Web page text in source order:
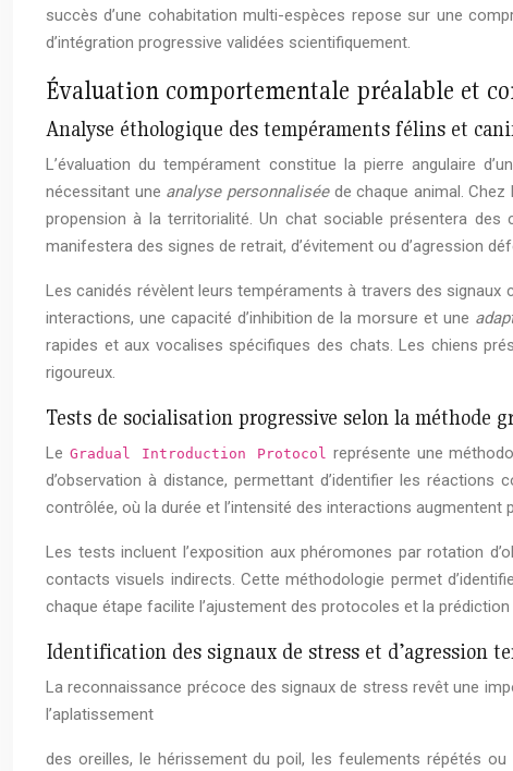
succès d’une cohabitation multi-espèces repose sur une
d’intégration progressive validées scientifiquement.
Évaluation comportementale préalable et
Analyse éthologique des tempéraments félins et
L’évaluation du tempérament constitue la pierre angulaire
nécessitant une analyse personnaliséede chaque animal. Chez
propension à la territorialité. Un chat sociable présentera des
manifestera des signes de retrait, d’évitement ou d’agression
Les canidés révèlent leurs tempéraments à travers des
interactions, une capacité d’inhibition de la morsure et une
rapides et aux vocalises spécifiques des chats. Les chiens
rigoureux.
Tests de socialisation progressive selon la méthode
Le Gradual Introduction Protocol représente une
d’observation à distance, permettant d’identifier les
contrôlée, où la durée et l’intensité des interactions
Les tests incluent l’exposition aux phéromones par rotation
contacts visuels indirects. Cette méthodologie permet
chaque étape facilite l’ajustement des protocoles et la
Identification des signaux de stress et d’agression
La reconnaissance précoce des signaux de stress revêt une
l’aplatissement
des oreilles, le hérissement du poil, les feulements répétés